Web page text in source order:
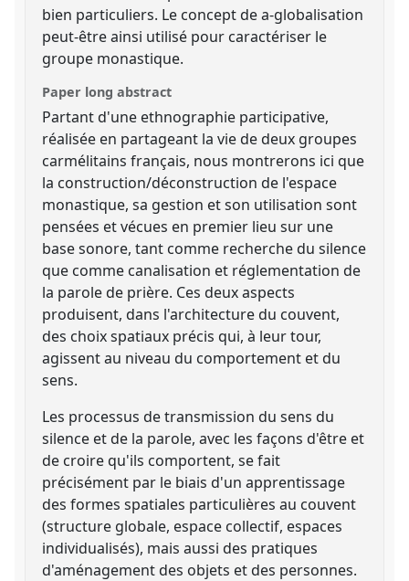
bien particuliers. Le concept de a-globalisation
peut-être ainsi utilisé pour caractériser le
groupe monastique.
Paper long abstract
Partant d'une ethnographie participative,
réalisée en partageant la vie de deux groupes
carmélitains français, nous montrerons ici que
la construction/déconstruction de l'espace
monastique, sa gestion et son utilisation sont
pensées et vécues en premier lieu sur une
base sonore, tant comme recherche du silence
que comme canalisation et réglementation de
la parole de prière. Ces deux aspects
produisent, dans l'architecture du couvent,
des choix spatiaux précis qui, à leur tour,
agissent au niveau du comportement et du
sens.
Les processus de transmission du sens du
silence et de la parole, avec les façons d'être et
de croire qu'ils comportent, se fait
précisément par le biais d'un apprentissage
des formes spatiales particulières au couvent
(structure globale, espace collectif, espaces
individualisés), mais aussi des pratiques
d'aménagement des objets et des personnes.